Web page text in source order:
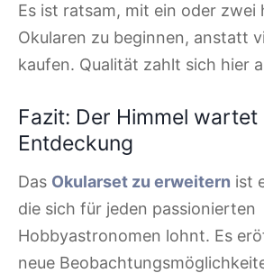
Es ist ratsam, mit ein oder zwei
Okularen zu beginnen, anstatt
kaufen. Qualität zahlt sich hier
Fazit: Der Himmel wartet
Entdeckung
Das Okularset zu erweitern ist
die sich für jeden passionierten
Hobbyastronomen lohnt. Es
neue